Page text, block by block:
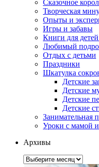
Сказочное
Творческая
Опыты и
Игры и забавы
Книги для
Любимый
Отдых с детьми
Праздники
Шкатулка
Детские
Детские
Детские
Детские
Занимательная
Уроки с мамой
Архивы
Архивы